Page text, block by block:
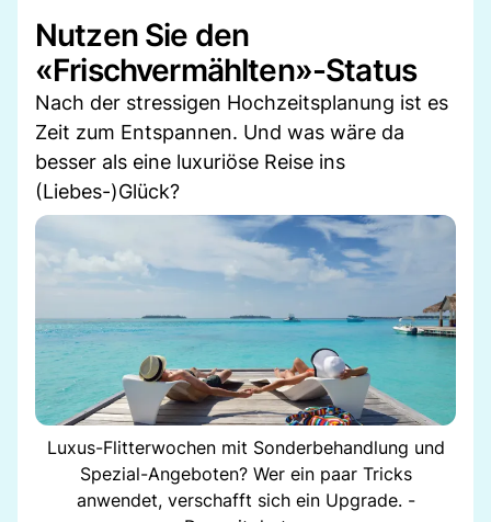
Nutzen Sie den
«Frischvermählten»-Status
Nach der stressigen Hochzeitsplanung ist es
Zeit zum Entspannen. Und was wäre da
besser als eine luxuriöse Reise ins
(Liebes-)Glück?
Luxus-Flitterwochen mit Sonderbehandlung und
Spezial-Angeboten? Wer ein paar Tricks
anwendet, verschafft sich ein Upgrade. -